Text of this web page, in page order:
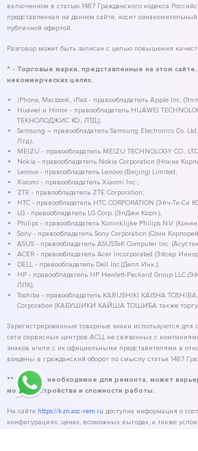
включенном в статью 1487 Гражданского кодекса
представленная на данном сайте, носит
публичной офертой.
Разговор может быть записан с целью повышения
* - Торговые марки, представленные на этом сайте,
некоммерческих целях.
iPhone, Macbook, iPad - правообладатель Apple Inc.
Huawei и Honor - правообладатель HUAWEI
ТЕКНОЛОДЖИС КО., ЛТД.);
Samsung – правообладатель Samsung Electronics Co.
Лтд.);
MEIZU - правообладатель MEIZU TECHNOLOGY CO.,
Nokia - правообладатель Nokia Corporation (Нокиа
Lenovo - правообладатель Lenovo (Beijing) Limited;
Xiaomi - правообладатель Xiaomi Inc.;
ZTE - правообладатель ZTE Corporation;
HTC - правообладатель HTC CORPORATION (Эйч-Ти-
LG - правообладатель LG Corp. (ЭлДжи Корп.);
Philips - правообладатель Koninklijke Philips N.V.
Sony - правообладатель Sony Corporation (Сони
ASUS - правообладатель ASUSTeK Computer Inc.
ACER - правообладатель Acer Incorporated (Эйсер
DELL - правообладатель Dell Inc.(Делл Инк.);
HP - правообладатель HP Hewlett-Packard Group LLC
ЛЛК);
Toshiba - правообладатель KABUSHIKI KAISHA
Corporation (КАБУШИКИ КАЙША ТОШИБА также
Зарегистрированные товарные знаки используются для
сети сервисных центров АСЦ, не связанных с
знаков и/или с их официальными представителями в
введены в гражданский оборот по смыслу статьи 1487
** - время, необходимое для ремонта, может
модели устройства и сложности работы.
На сайте https://kzn.asc-rem.ru доступна информация о
конфигурациях, ценах, возможных выгодах, а также